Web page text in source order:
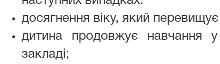
досягнення віку, який
дитина продовжує навчання
закладі;